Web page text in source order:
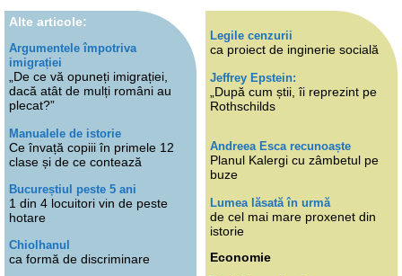
Alte articole:
Argumentele împotriva
imigrației
„De ce vă opuneți imigrației,
dacă atât de mulți români au
plecat?”
Manualele de istorie
Ce învață copiii în primele 12
clase și de ce contează
Bucureștiul peste 5 ani
1 din 4 locuitori vin de peste
hotare
Chiolhanul
ca formă de discriminare
Legile cenzurii
ca proiect de inginerie socială
Jeffrey Epstein:
„După cum știi, îi reprezint pe
Rothschilds
Andreea Esca recunoaște
Planul Kalergi cu zâmbetul pe
buze
Lumea lăsată în urmă
de cel mai mare proxenet din
istorie
Economie